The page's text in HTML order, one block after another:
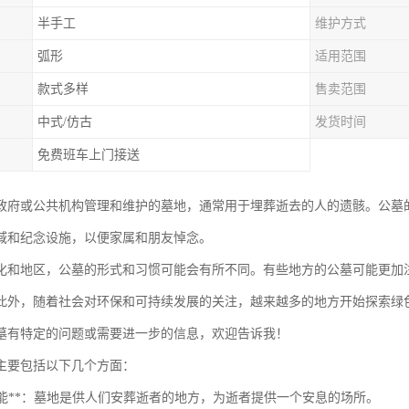
半手工 维护方式
弧形 适用范围
款式多样 售卖范围
中式/仿古 发货时间
免费班车上门接送
府或公共机构管理和维护的墓地，通常用于埋葬逝去的人的遗骸。公
和纪念设施，以便家属和朋友悼念。
和地区，公墓的形式和习惯可能会有所不同。有些地方的公墓可能更
外，随着社会对环保和可持续发展的关注，越来越多的地方开始探索
有特定的问题或需要进一步的信息，欢迎告诉我！
要包括以下几个方面：
**：墓地是供人们安葬逝者的地方，为逝者提供一个安息的场所。